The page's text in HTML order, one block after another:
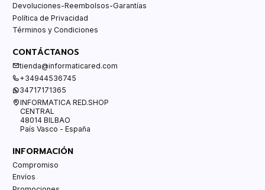
Devoluciones-Reembolsos-Garantías
Política de Privacidad
Términos y Condiciones
CONTÁCTANOS
tienda@informaticared.com
+34944536745
34717171365
INFORMATICA RED.SHOP
CENTRAL
48014 BILBAO
País Vasco - España
INFORMACIÓN
Compromiso
Envíos